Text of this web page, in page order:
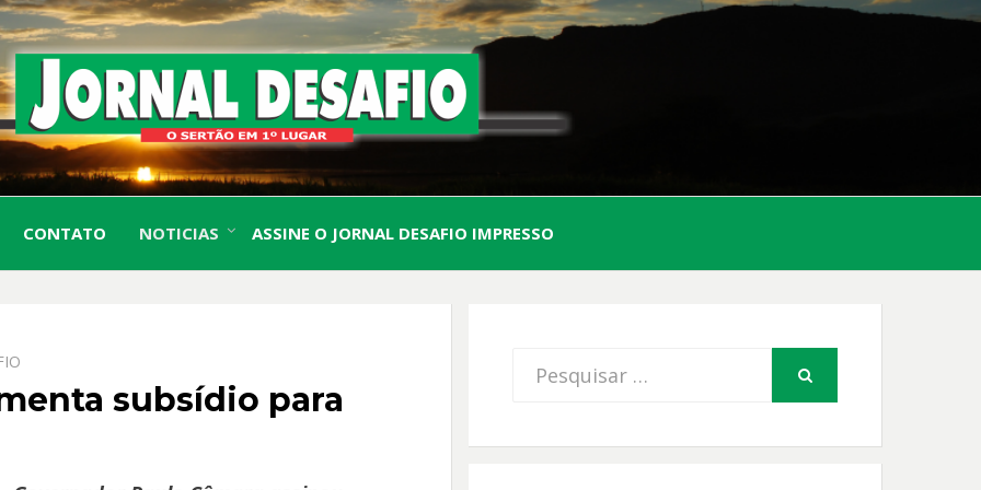
JORNAL
DESAFIO
O Sertão em 1º Lugar
CONTATO NOTICIAS ASSINE O JORNAL DESAFIO IMPRESSO
subsídio para
Procurar